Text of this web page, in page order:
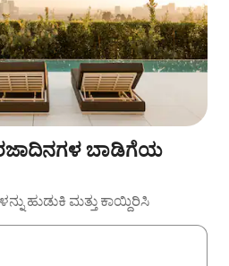
ರಜಾದಿನಗಳ ಬಾಡಿಗೆಯ
ಹುಡುಕಿ ಮತ್ತು ಕಾಯ್ದಿರಿಸಿ
ಅಪ್ ಮತ್ತು ಡೌನ್ ಬಾಣದ ಕೀಲಿಗಳೊಂದಿಗೆ